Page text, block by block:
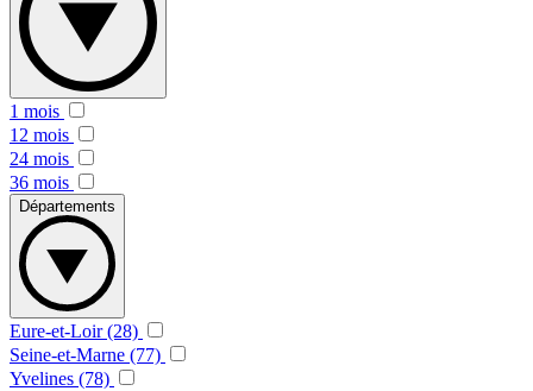
1 mois
12 mois
24 mois
36 mois
Départements
Eure-et-Loir (28)
Seine-et-Marne (77)
Yvelines (78)